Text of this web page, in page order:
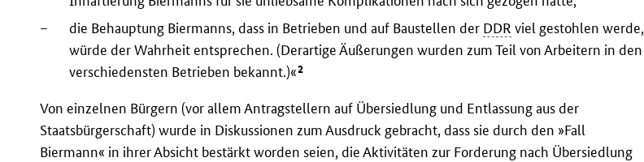
–
die Behauptung Biermanns, dass in Betrieben und auf Baustellen der DDR viel gestohlen werde,
würde der Wahrheit entsprechen. (Derartige Äußerungen wurden zum Teil von Arbeitern in den
verschiedensten Betrieben bekannt.)«2
Von einzelnen Bürgern (vor allem Antragstellern auf Übersiedlung und Entlassung aus der
Staatsbürgerschaft) wurde in Diskussionen zum Ausdruck gebracht, dass sie durch den »Fall
Biermann« in ihrer Absicht bestärkt worden seien, die Aktivitäten zur Forderung nach Übersiedlung